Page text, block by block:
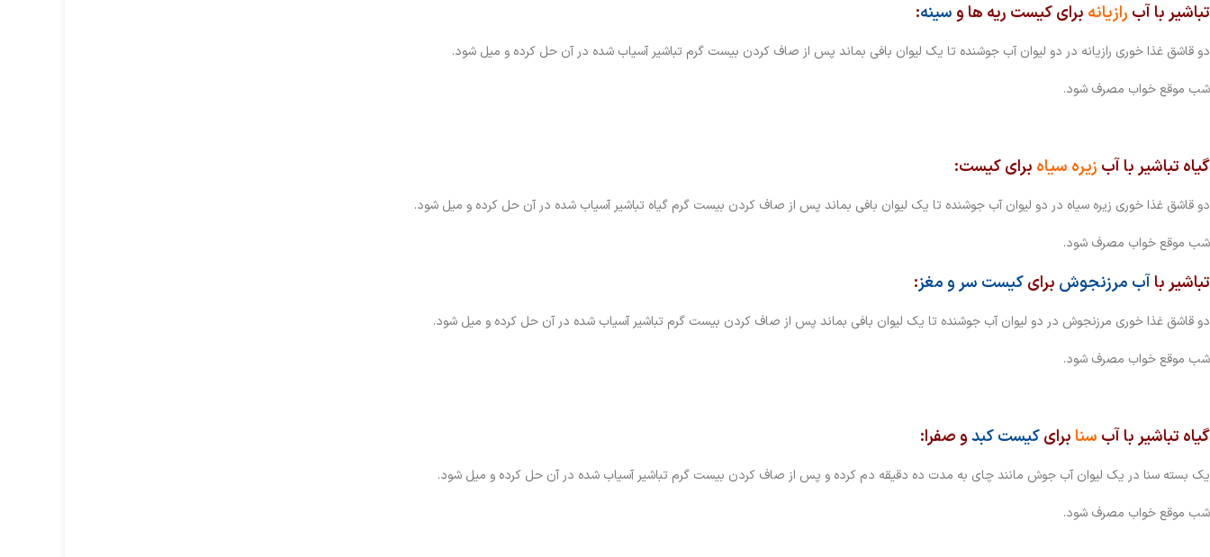
تباشیر با آب رازیانه برای کیست ریه ها و سینه:
دو قاشق غذا خوری رازیانه در دو لیوان آب جوشنده تا یک لیوان بافی بماند پس از صاف کردن بیست گرم تباشیر آسیاب شده در آن حل کرده و میل شود.
شب موقع خواب مصرف شود.
گیاه تباشیر با آب زیره سیاه برای کیست:
دو قاشق غذا خوری زیره سیاه در دو لیوان آب جوشنده تا یک لیوان بافی بماند پس از صاف کردن بیست گرم گیاه تباشیر آسیاب شده در آن حل کرده و میل شود.
شب موقع خواب مصرف شود.
تباشیر باآب مرزنجوش برایکیست سر و مغز:
دو قاشق غذا خوری مرزنجوش در دو لیوان آب جوشنده تا یک لیوان بافی بماند پس از صاف کردن بیست گرم تباشیر آسیاب شده در آن حل کرده و میل شود.
شب موقع خواب مصرف شود.
گیاه تباشیر با آب سنابرایکیست کبدو صفرا:
یک بسته سنا در یک لیوان آب جوش مانند چای به مدت ده دقیقه دم کرده و پس از صاف کردن بیست گرم تباشیر آسیاب شده در آن حل کرده و میل شود.
شب موقع خواب مصرف شود.